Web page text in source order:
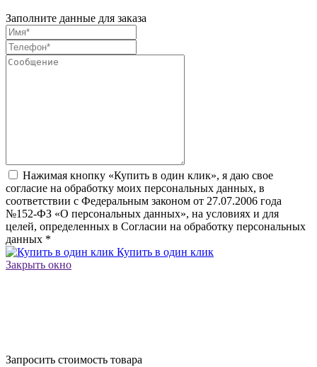
Заполните данные для заказа
Нажимая кнопку «Купить в один клик», я даю свое
согласие на обработку моих персональных данных, в
соответствии с Федеральным законом от 27.07.2006 года
№152-ФЗ «О персональных данных», на условиях и для
целей, определенных в Согласии на обработку персональных
данных *
Купить в один клик
Закрыть окно
Запросить стоимость товара